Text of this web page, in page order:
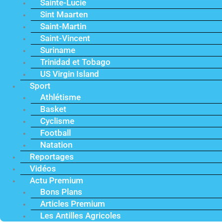
Sainte-Lucie
Sint Maarten
Saint-Martin
Saint-Vincent
Suriname
Trinidad et Tobago
US Virgin Island
Sport
Athlétisme
Basket
Cyclisme
Football
Natation
Reportages
Vidéos
Actu Premium
Bons Plans
Articles Premium
Les Antilles Agricoles